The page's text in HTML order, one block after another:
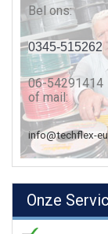
Bel ons:
0345-515262
06-54291414
of mail:
info@techflex-
Onze